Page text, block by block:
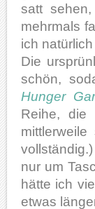
satt
mehrmals
ich
Die
schön,
Hunger
Reihe, die
nur um
hätte ich
etwas